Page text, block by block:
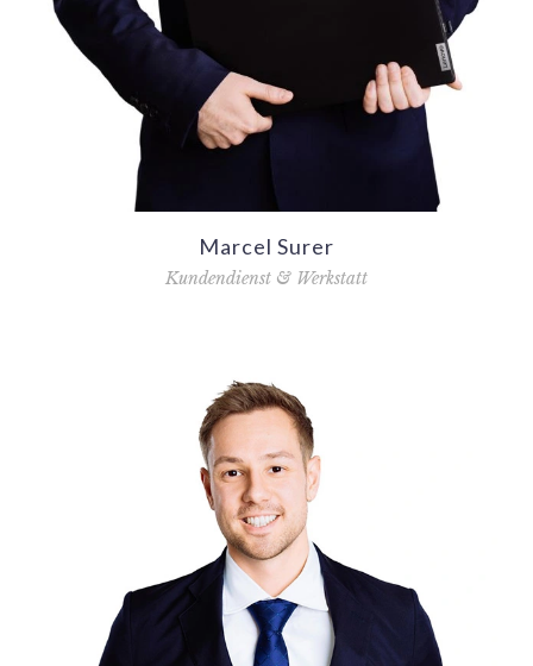
Marcel Surer
Kundendienst & Werkstatt